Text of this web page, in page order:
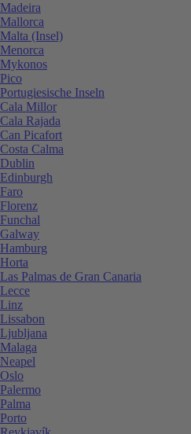
Madeira
Mallorca
Malta (Insel)
Menorca
Mykonos
Pico
Portugiesische Inseln
Cala Millor
Cala Rajada
Can Picafort
Costa Calma
Dublin
Edinburgh
Faro
Florenz
Funchal
Galway
Hamburg
Horta
Las Palmas de Gran Canaria
Lecce
Linz
Lissabon
Ljubljana
Malaga
Neapel
Oslo
Palermo
Palma
Porto